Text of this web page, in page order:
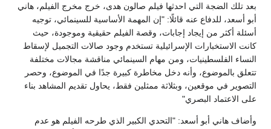
بعد تلك الضجة التي احدثها فيلم صالون هدى، خرج مخرج الفيلم، هاني
أبو أسعد، للدفاع عنه قائلًا: "إن المهمة الأساسية للسينمائي، توجيه
أسئلة أكثر من إيجاد إجابات، وقصة الفيلم حقيقية وموجودة، حيث
كانت الاستخبارات الإسرائيلية تستخدم وجود صالات التجميل لإسقاط
النساء الفلسطينيات، ومن مهام السينمائي مناقشة مجالات مختلفة
تتعلق بالموضوع، وأنه دخل مخاطرة كبيرة جدًا في الموضوع، وحصر
التصوير في موقعين، وبثلاثة ممثلين فقط، يحاول تقديم المشاهد بناء
على الاعتماد البصري"
وأضاف هاني أبو أسعد: "التحدي الكبير الذي طرحه الفيلم هو عدم